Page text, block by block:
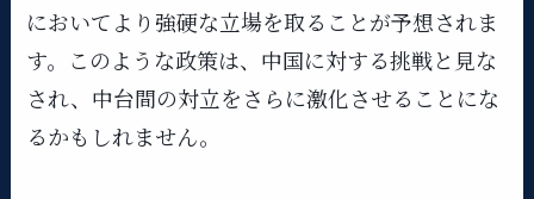
においてより強硬な立場を取ることが予想されま
す。このような政策は、中国に対する挑戦と見な
され、中台間の対立をさらに激化させることにな
るかもしれません。